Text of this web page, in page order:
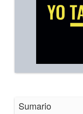
Sumario